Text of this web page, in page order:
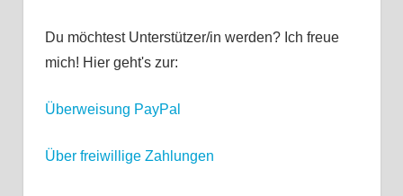
Du möchtest Unterstützer/in werden? Ich freue
mich! Hier geht's zur:
Überweisung PayPal
Über freiwillige Zahlungen